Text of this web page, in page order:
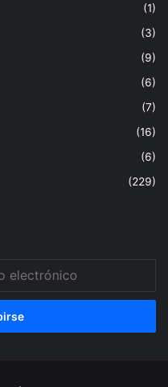
(1)
(3)
(9)
(6)
(7)
(16)
(6)
(229)